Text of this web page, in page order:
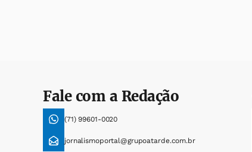
Fale com a Redação
(71) 99601-0020
jornalismoportal@grupoatarde.com.br